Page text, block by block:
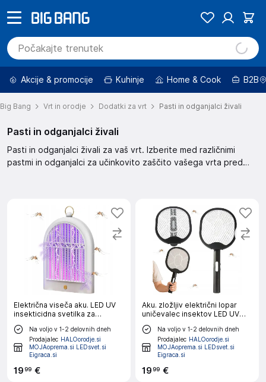
Akcije & promocije Kuhinje Home & Cook B2B
Big Bang Vrt in orodje Dodatki za vrt Pasti in odganjalci živali
Pasti in odganjalci živali
Pasti in odganjalci živali za vaš vrt. Izberite med različnimi
pastmi in odganjalci za učinkovito zaščito vašega vrta pred
Električna viseča aku. LED UV
insekticidna svetilka za
komarje in muhe 29cm USB
Na voljo v 1-2 delovnih dneh
Prodajalec HALOorodje.si
MOJAoprema.si LEDsvet.si
Eigraca.si
1999 €
Aku. zložljiv električni lopar
uničevalec insektov LED UV
USB 50cm črn
Na voljo v 1-2 delovnih dneh
Prodajalec HALOorodje.si
MOJAoprema.si LEDsvet.si
Eigraca.si
1999 €